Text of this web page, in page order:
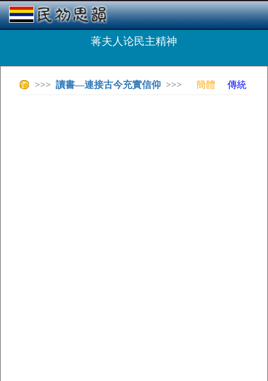
蒋夫人论民主精神
>>> 讀書—連接古今充實信仰 >>> 簡體 傳統